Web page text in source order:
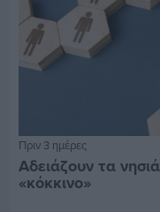
Πριν 3 ημέρες
Αδειάζουν τα
«κόκκινο»